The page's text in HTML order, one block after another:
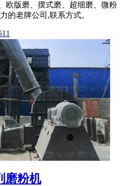
欧版磨、摆式磨、超细磨、微粉
的老牌公司,联系方式。
磨粉机